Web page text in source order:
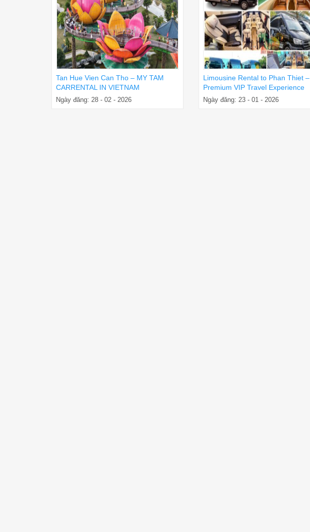
Tan Hue Vien Can Tho – MY TAM
CARRENTAL IN VIETNAM
Ngày đăng: 28 - 02 - 2026
Limousine Rental to Phan Thiet –
Premium VIP Travel Experience
Ngày đăng: 23 - 01 - 2026